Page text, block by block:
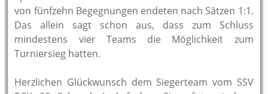
von fünfzehn Begegnungen endeten nach Sätzen 1:1.
Das allein sagt schon aus, dass zum Schluss
mindestens vier Teams die Möglichkeit zum
Turniersieg hatten.
Herzlichen Glückwunsch dem Siegerteam vom SSV